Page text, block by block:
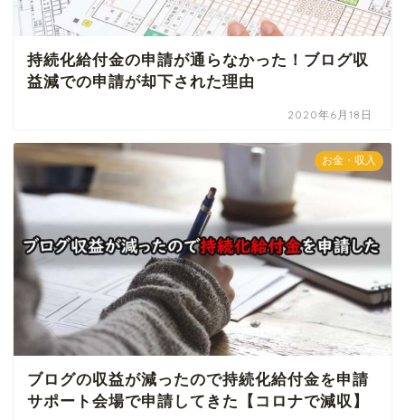
持続化給付金の申請が通らなかった！ブログ収
益減での申請が却下された理由
2020年6月18日
お金・収入
ブログの収益が減ったので持続化給付金を申請
サポート会場で申請してきた【コロナで減収】